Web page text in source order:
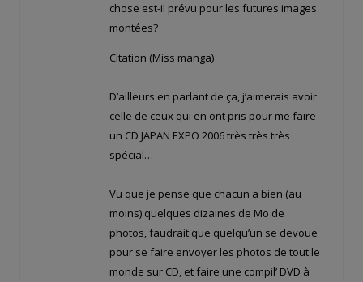
chose est-il prévu pour les futures images
montées?
Citation (Miss manga)
D’ailleurs en parlant de ça, j’aimerais avoir
celle de ceux qui en ont pris pour me faire
un CD JAPAN EXPO 2006 très très très
spécial…
Vu que je pense que chacun a bien (au
moins) quelques dizaines de Mo de
photos, faudrait que quelqu’un se devoue
pour se faire envoyer les photos de tout le
monde sur CD, et faire une compil’ DVD à